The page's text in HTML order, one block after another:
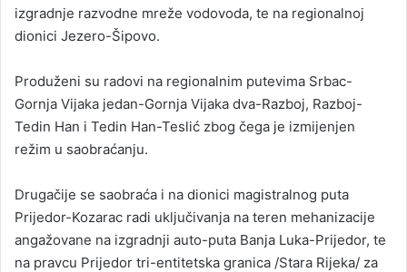
izgradnje razvodne mreže vodovoda, te na regionalnoj
dionici Jezero-Šipovo.
Produženi su radovi na regionalnim putevima Srbac-
Gornja Vijaka jedan-Gornja Vijaka dva-Razboj, Razboj-
Tedin Han i Tedin Han-Teslić zbog čega je izmijenjen
režim u saobraćanju.
Drugačije se saobraća i na dionici magistralnog puta
Prijedor-Kozarac radi uključivanja na teren mehanizacije
angažovane na izgradnji auto-puta Banja Luka-Prijedor, te
na pravcu Prijedor tri-entitetska granica /Stara Rijeka/ za